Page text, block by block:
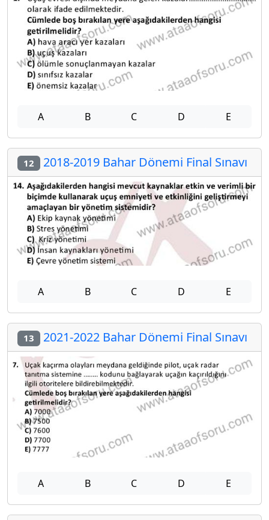
A B C D E
12 2018-2019 Bahar Dönemi Final Sınavı
A B C D E
13 2021-2022 Bahar Dönemi Final Sınavı
A B C D E